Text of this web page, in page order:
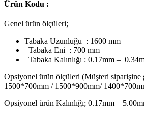
Ürün Kodu :
Genel ürün ölçüleri;
Tabaka Uzunluğu : 1600 mm
Tabaka Eni : 700 mm
Tabaka Kalınlığı : 0.17mm –
Opsiyonel ürün ölçüleri (Müşteri
1500*700mm / 1500*900mm/
Opsiyonel ürün Kalınlığı; 0.17mm –